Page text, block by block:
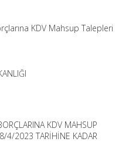
KDV Mahsup Talepleri
KDV MAHSUP
4/2023 TARİHİNE KADAR